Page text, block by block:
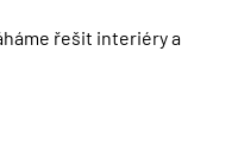
řešit interiéry a